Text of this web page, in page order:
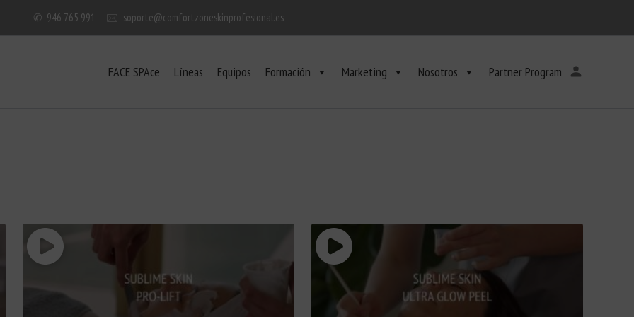
✆ 946 765 991 🖂 soporte@comfortzoneskinprofesional.es
FACE SPAce Líneas Equipos Formación Marketing Nosotros Partner Program